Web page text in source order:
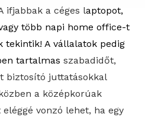
ifjabbak a céges laptopot,
több napi home office-t
tekintik! A vállalatok pedig
tartalmas szabadidőt,
biztosító juttatásokkal
a középkorúak
vonzó lehet, ha egy